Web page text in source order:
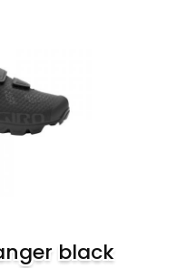
black